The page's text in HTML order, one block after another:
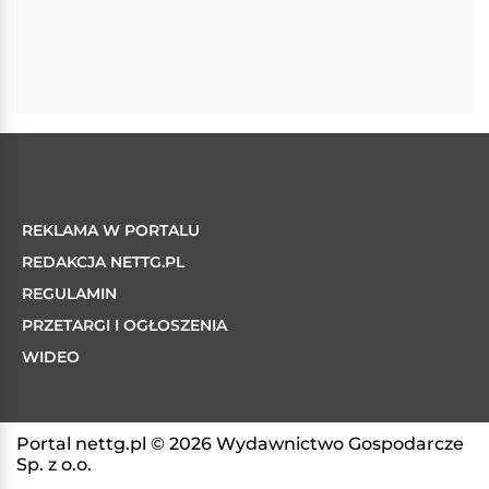
REKLAMA W PORTALU
REDAKCJA NETTG.PL
REGULAMIN
PRZETARGI I OGŁOSZENIA
WIDEO
Portal nettg.pl © 2026 Wydawnictwo Gospodarcze
Sp. z o.o.